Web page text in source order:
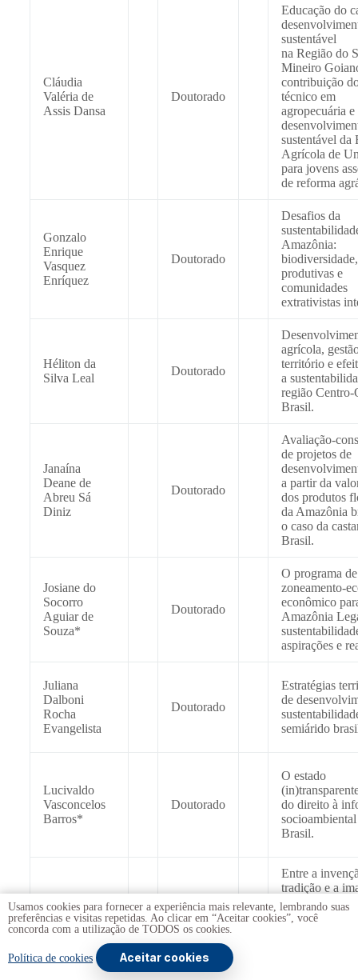
Cláudia
Valéria de
Assis Dansa
Doutorado
Educação do
sustentável
na Região do
Mineiro
contribuição
técnico em
agropecuária e
sustentável da
Agrícola de
para jovens
de reforma
Gonzalo
Enrique
Vasquez
Enríquez
Doutorado
Desafios da
Amazônia:
produtivas e
comunidades
extrativistas
Héliton da
Silva Leal
Doutorado
agrícola,
território e
a
região Centro-
Brasil.
Janaína
Deane de
Abreu Sá
Diniz
Doutorado
Avaliação-
de projetos de
a partir da
dos produtos
da Amazônia
o caso da
Brasil.
Josiane do
Socorro
Aguiar de
Souza*
Doutorado
O programa de
zoneamento-
econômico
Amazônia
aspirações e
Juliana
Dalboni
Rocha
Evangelista
Doutorado
Estratégias
de
semiárido
Lucivaldo
Vasconcelos
Barros*
Doutorado
O estado
do direito à
Brasil.
Luiz Antônio
Ferraro Junior
Doutorado
Entre a
tradição e a
da sociedade
sustentável:
Usamos cookies para fornecer a experiência mais relevante, lembrando suas
preferências e visitas repetidas. Ao clicar em “Aceitar cookies”, você
concorda com a utilização de TODOS os cookies.
Política de cookies Aceitar cookies